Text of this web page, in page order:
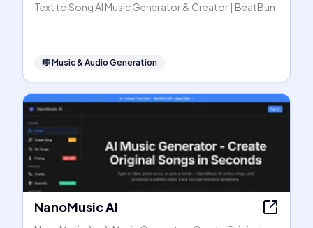
Text to Song AI Music Generator & Creator | BeatBun
🎼Music & Audio Generation
NanoMusic AI